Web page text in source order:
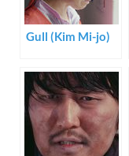
Gull (Kim Mi-jo)